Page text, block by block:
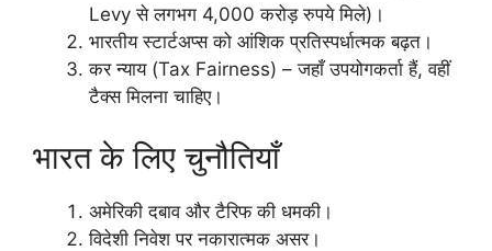
Levy से लगभग 4,000 करोड़ रुपये मिले)।
भारतीय स्टार्टअप्स को आंशिक प्रतिस्पर्धात्मक बढ़त।
कर न्याय (Tax Fairness) – जहाँ उपयोगकर्ता हैं, वहीं
टैक्स मिलना चाहिए।
भारत के लिए चुनौतियाँ
अमेरिकी दबाव और टैरिफ की धमकी।
विदेशी निवेश पर नकारात्मक असर।